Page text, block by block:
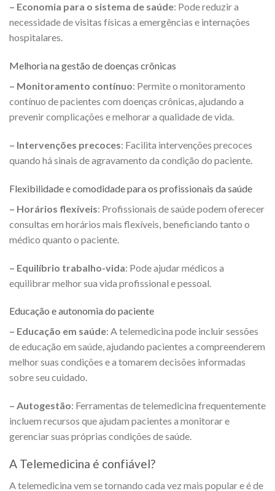
– Economia para o sistema de saúde: Pode reduzir a
necessidade de visitas físicas a emergências e internações
hospitalares.
Melhoria na gestão de doenças crônicas
– Monitoramento contínuo: Permite o monitoramento
contínuo de pacientes com doenças crônicas, ajudando a
prevenir complicações e melhorar a qualidade de vida.
– Intervenções precoces: Facilita intervenções precoces
quando há sinais de agravamento da condição do paciente.
Flexibilidade e comodidade para os profissionais da saúde
– Horários flexíveis: Profissionais de saúde podem oferecer
consultas em horários mais flexíveis, beneficiando tanto o
médico quanto o paciente.
– Equilíbrio trabalho-vida: Pode ajudar médicos a
equilibrar melhor sua vida profissional e pessoal.
Educação e autonomia do paciente
– Educação em saúde: A telemedicina pode incluir sessões
de educação em saúde, ajudando pacientes a compreenderem
melhor suas condições e a tomarem decisões informadas
sobre seu cuidado.
– Autogestão: Ferramentas de telemedicina frequentemente
incluem recursos que ajudam pacientes a monitorar e
gerenciar suas próprias condições de saúde.
A Telemedicina é confiável?
A telemedicina vem se tornando cada vez mais popular e é de